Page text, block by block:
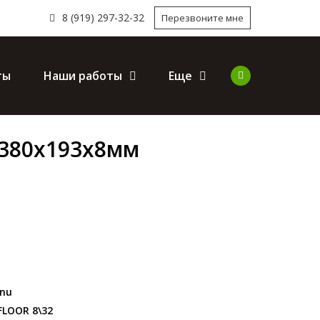
8 (919) 297-32-32 Перезвоните мне
Наши работы Еще
8\32